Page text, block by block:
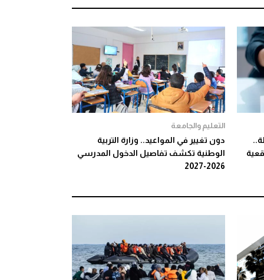
التعليم والجامعة
دون تغيير في المواعيد.. وزارة التربية
الوطنية تكشف تفاصيل الدخول المدرسي
2026-2027